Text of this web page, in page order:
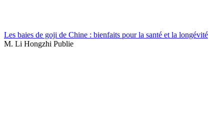
Les baies de goji de Chine : bienfaits pour la santé et la longévité
M. Li Hongzhi Publie